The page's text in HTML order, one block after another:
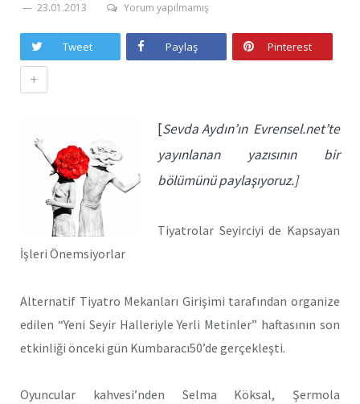
23.01.2013 Yorum yapılmamış
Tweet Paylaş Pinterest
+
[Sevda Aydın’ın Evrensel.net’te
yayınlanan yazısının bir
bölümünü paylaşıyoruz.]
Tiyatrolar Seyirciyi de Kapsayan
İşleri Önemsiyorlar
Alternatif Tiyatro Mekanları Girişimi tarafından organize
edilen “Yeni Seyir Halleriyle Yerli Metinler” haftasının son
etkinliği önceki gün Kumbaracı50’de gerçekleşti.
Oyuncular kahvesi’nden Selma Köksal, Şermola